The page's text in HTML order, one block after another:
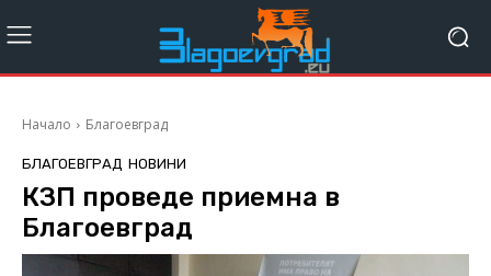
Начало Благоевград
БЛАГОЕВГРАД НОВИНИ
КЗП проведе приемна в
Благоевград